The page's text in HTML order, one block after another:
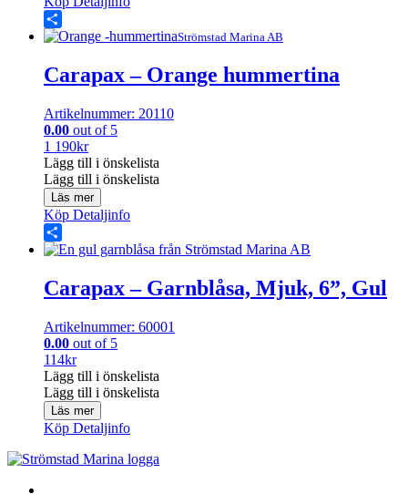
Share Strömstad Marina AB
Carapax – Orange hummertina
Artikelnummer: 20110
0.00 out of 5
1 190kr
Lägg till i önskelista
Lägg till i önskelista
Läs mer
Köp Detaljinfo
Share
Carapax – Garnblåsa, Mjuk, 6”, Gul
Artikelnummer: 60001
0.00 out of 5
114kr
Lägg till i önskelista
Lägg till i önskelista
Läs mer
Köp Detaljinfo